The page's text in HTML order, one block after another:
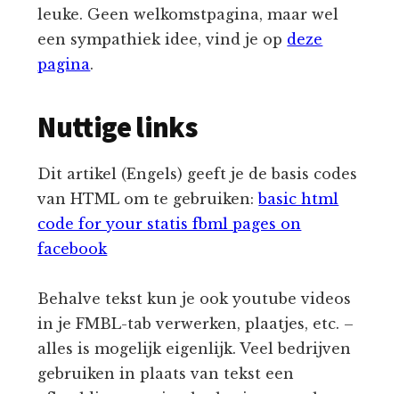
leuke. Geen welkomstpagina, maar wel
een sympathiek idee, vind je op deze
pagina.
Nuttige links
Dit artikel (Engels) geeft je de basis codes
van HTML om te gebruiken:basic html
code for your statis fbml pages on
facebook
Behalve tekst kun je ook youtube videos
in je FMBL-tab verwerken, plaatjes, etc. –
alles is mogelijk eigenlijk. Veel bedrijven
gebruiken in plaats van tekst een